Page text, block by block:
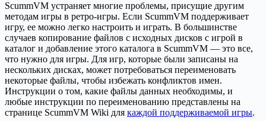
ScummVM устраняет многие проблемы, присущие другим
методам игры в ретро-игры. Если ScummVM поддерживает
игру, ее можно легко настроить и играть. В большинстве
случаев копирование файлов с исходных дисков с игрой в
каталог и добавление этого каталога в ScummVM — это все,
что нужно для игры. Для игр, которые были записаны на
нескольких дисках, может потребоваться переименовать
некоторые файлы, чтобы избежать конфликтов имен.
Инструкции о том, какие файлы данных необходимы, и
любые инструкции по переименованию представлены на
странице ScummVM Wiki для каждой поддерживаемой игры.